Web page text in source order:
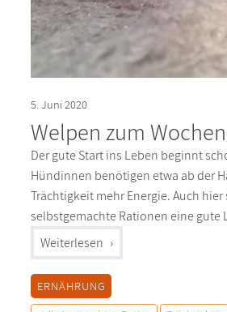
5. Juni 2020
Welpen zum
Der gute Start ins Leben beginnt
Hündinnen benötigen etwa ab der
Trächtigkeit mehr Energie. Auch hier
selbstgemachte Rationen eine gute
Weiterlesen "%s"
ERNÄHRUNG